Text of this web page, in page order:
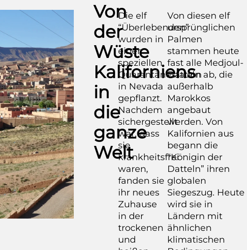
Von
der
Wüste
Kaliforniens
in
die
ganze
Welt
Die elf
“Überlebenden”
wurden in
einer
speziellen
Quarantänestation
in Nevada
gepflanzt.
Nachdem
sichergestellt
war, dass
sie
krankheitsfrei
waren,
fanden sie
ihr neues
Zuhause
in der
trockenen
und
Von diesen elf
ursprünglichen
Palmen
stammen heute
fast alle Medjoul-
Datteln ab, die
außerhalb
Marokkos
angebaut
werden. Von
Kalifornien aus
begann die
“Königin der
Datteln” ihren
globalen
Siegeszug. Heute
wird sie in
Ländern mit
ähnlichen
klimatischen